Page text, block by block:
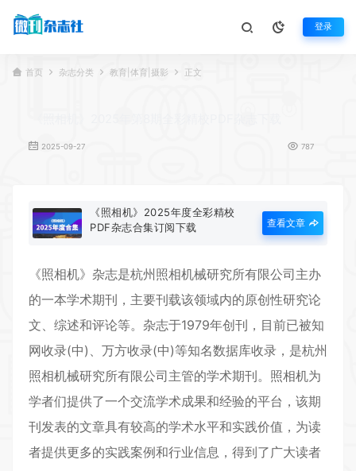
登录
首页 杂志分类 教育|体育|摄影 正文
2025-09-27 787
《照相机》2025年度全彩精校
PDF杂志合集订阅下载
查看文章
《照相机》杂志是杭州照相机械研究所有限公司主办
的一本学术期刊，主要刊载该领域内的原创性研究论
文、综述和评论等。杂志于1979年创刊，目前已被知
网收录(中)、万方收录(中)等知名数据库收录，是杭州
照相机械研究所有限公司主管的学术期刊。照相机为
学者们提供了一个交流学术成果和经验的平台，该期
刊发表的文章具有较高的学术水平和实践价值，为读
者提供更多的实践案例和行业信息，得到了广大读者